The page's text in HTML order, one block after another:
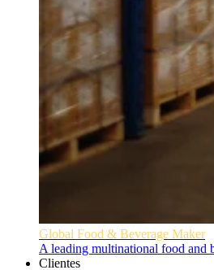
Global Food & Beverage Maker
A leading multinational food and
Clientes